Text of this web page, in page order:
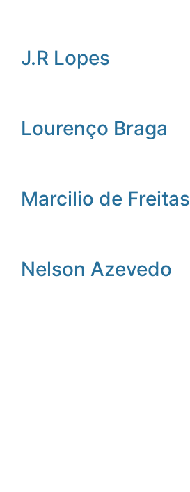
J.R Lopes
Lourenço Braga
Marcilio de Freitas
Nelson Azevedo